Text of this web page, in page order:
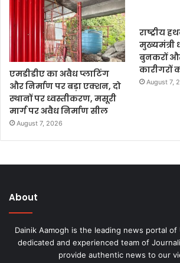
एमडीडीए का अवैध प्लाटिंग
और निर्माण पर बड़ा एक्शन, दो
स्थानों पर ध्वस्तीकरण, मसूरी
मार्ग पर अवैध निर्माण सील
August 7, 2026
राष्ट्रीय
मुख्यमंत्री
बुनकरों
कारीगरों
August 7,
About
Dainik Aamogh is the leading news portal
dedicated and experienced team of
provide authentic news to our